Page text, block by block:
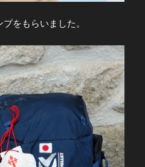
をもらいました。